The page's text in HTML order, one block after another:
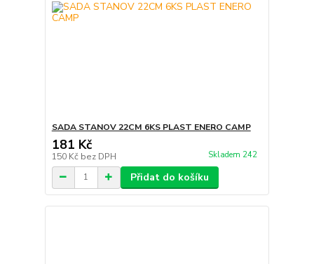
SADA STANOV 22CM 6KS PLAST ENERO CAMP
181 Kč
150 Kč bez DPH Skladem 242
Přidat do košíku